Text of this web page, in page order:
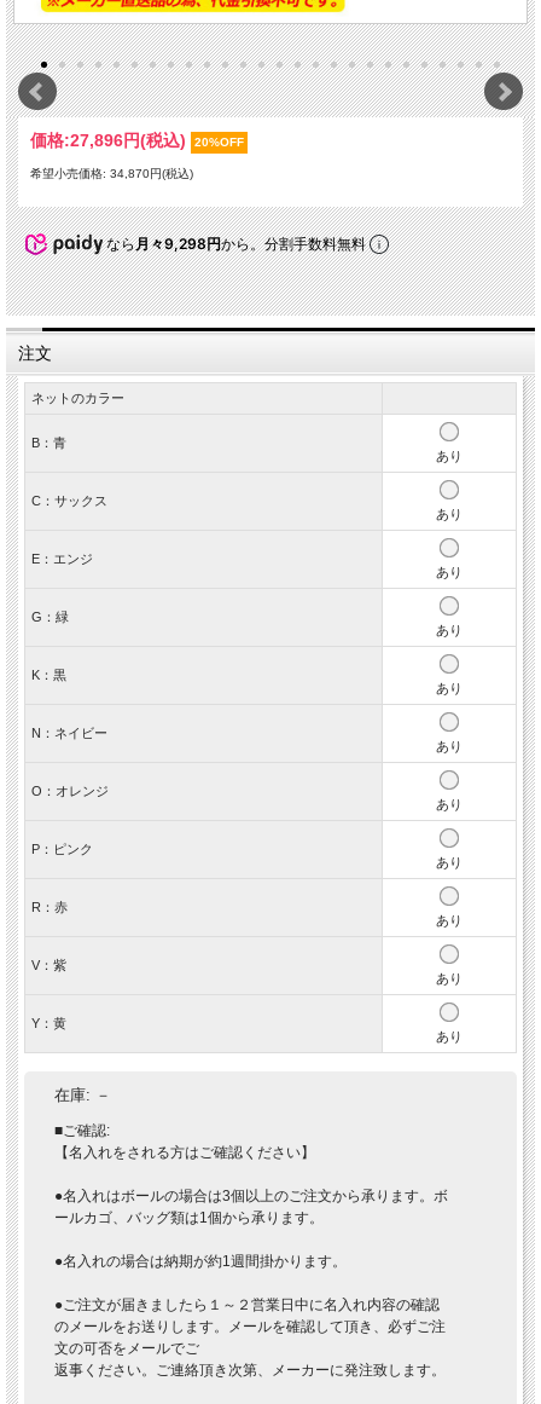
価格:27,896円(税込) 20%OFF
希望小売価格: 34,870円(税込)
なら月々9,298円から。分割手数料無料
注文
ネットのカラー
B：青
あり
C：サックス
あり
E：エンジ
あり
G：緑
あり
K：黒
あり
N：ネイビー
あり
O：オレンジ
あり
P：ピンク
あり
R：赤
あり
V：紫
あり
Y：黄
あり
在庫: －
■ご確認:
【名入れをされる方はご確認ください】
●名入れはボールの場合は3個以上のご注文から承ります。ボ
ールカゴ、バッグ類は1個から承ります。
●名入れの場合は納期が約1週間掛かります。
●ご注文が届きましたら１～２営業日中に名入れ内容の確認
のメールをお送りします。メールを確認して頂き、必ずご注
文の可否をメールでご
返事ください。ご連絡頂き次第、メーカーに発注致します。